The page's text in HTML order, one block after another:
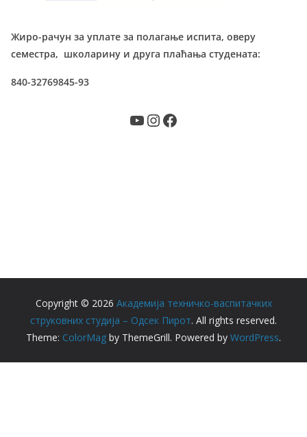
Жиро-рачун за уплате за полагање испита, оверу
семестра, школарину и друга плаћања студената:
840-32769845-93
YouTube InstagramFacebook
Copyright © 2026 Академија техничко-васпитачких
струковних студија – Одсек Пирот. All rights reserved.
Theme: ColorMag by ThemeGrill. Powered by WordPress.